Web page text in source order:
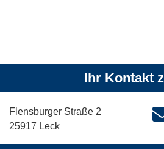
Ihr Kontakt
Flensburger Straße 2
25917 Leck